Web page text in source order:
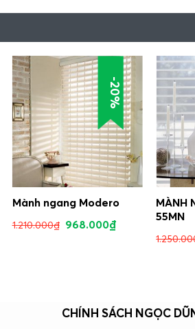
-20%
Mành ngang Modero
1.210.000₫ 968.000₫
MÀNH
55MN
CHÍNH SÁCH NGỌC